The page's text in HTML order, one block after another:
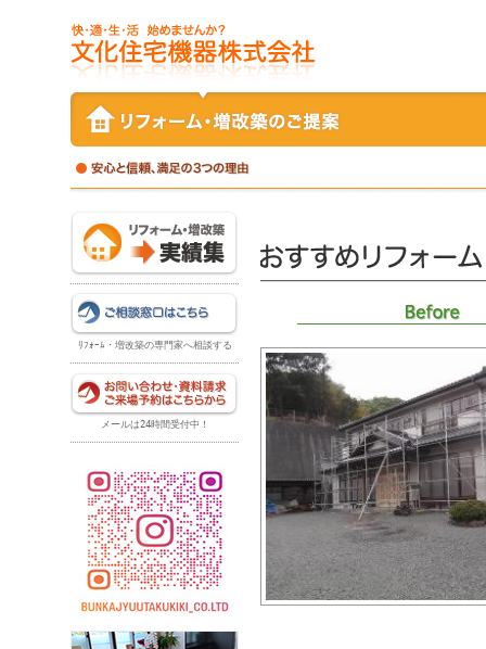
ﾘﾌｫｰﾑ・増改築の専門家へ相談する
メールは24時間受付中！